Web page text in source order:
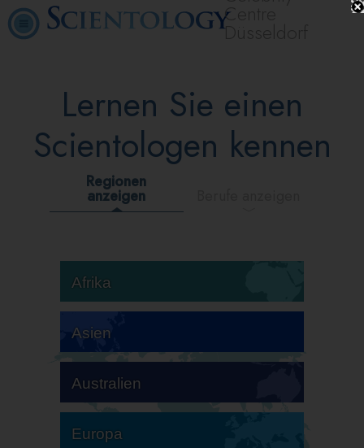
Centre
Düsseldorf
Lernen Sie einen
Scientologen kennen
Regionen
anzeigen
Afrika
Asien
Australien
Europa